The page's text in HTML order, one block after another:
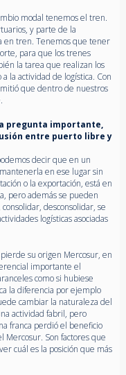
modal tenemos el tren.
y parte de la
en tren. Tenemos que tener
para que los trenes
la tarea que realizan los
la actividad de logística. Con
que dentro de nuestros
pregunta importante,
entre puerto libre y
decir que en un
en ese lugar sin
o la exportación, está en
pero además se pueden
desconsolidar, se
logísticas asociadas
su origen Mercosur, en
importante el
como si hubiese
la diferencia por ejemplo
cambiar la naturaleza del
actividad fabril, pero
franca perdió el beneficio
Son factores que
cuál es la posición que más